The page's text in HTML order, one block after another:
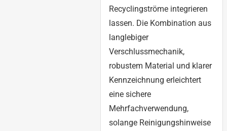
Recyclingströme integrieren
lassen. Die Kombination aus
langlebiger
Verschlussmechanik,
robustem Material und klarer
Kennzeichnung erleichtert
eine sichere
Mehrfachverwendung,
solange Reinigungshinweise